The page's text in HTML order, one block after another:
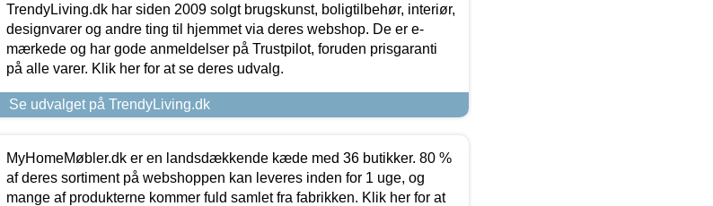
TrendyLiving.dk har siden 2009 solgt brugskunst, boligtilbehør, interiør,
designvarer og andre ting til hjemmet via deres webshop. De er e-
mærkede og har gode anmeldelser på Trustpilot, foruden prisgaranti
på alle varer. Klik her for at se deres udvalg.
Se udvalget på TrendyLiving.dk
MyHomeMøbler.dk er en landsdækkende kæde med 36 butikker. 80 %
af deres sortiment på webshoppen kan leveres inden for 1 uge, og
mange af produkterne kommer fuld samlet fra fabrikken. Klik her for at